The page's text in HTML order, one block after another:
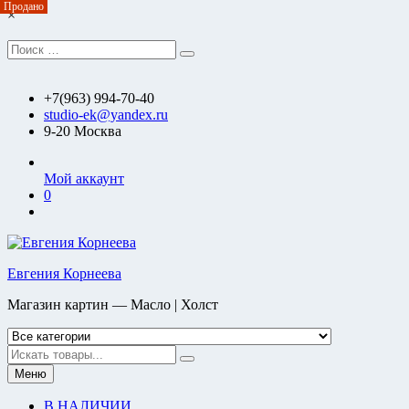
Перейти
содержимому
×
Искать:
Поиск
+7(963) 994-70-40
studio-ek@yandex.ru
9-20 Москва
Мой аккаунт
0
Евгения Корнеева
Магазин картин — Масло | Холст
Искать
Меню
В НАЛИЧИИ
Продано
Продано
Продано